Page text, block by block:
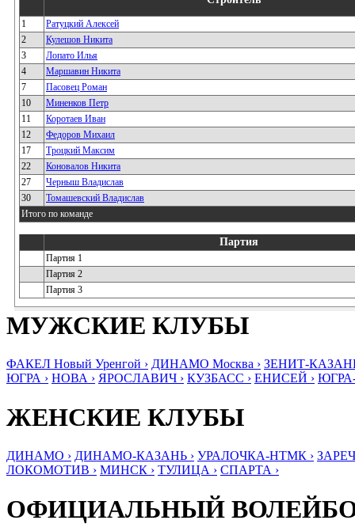
1
Ратуцкий Алексей
2
Кулешов Никита
3
Лопато Илья
4
Маршавин Никита
7
Пасовец Роман
10
Миненков Петр
11
Коротаев Иван
12
Федоров Михаил
17
Троцкий Максим
22
Коновалов Никита
27
Черныш Владислав
30
Томашевский Владислав
Итого по команде
Партия
Партия 1
Партия 2
Партия 3
МУЖСКИЕ КЛУБЫ
ФАКЕЛ Новый Уренгой › ДИНАМО Москва › ЗЕНИТ-
ЮГРА › НОВА › ЯРОСЛАВИЧ › КУЗБАСС › ЕНИСЕЙ ›
ЖЕНСКИЕ КЛУБЫ
ДИНАМО › ДИНАМО-КАЗАНЬ › УРАЛОЧКА-НТМК ›
ЛОКОМОТИВ › МИНСК › ТУЛИЦА › СПАРТА ›
ОФИЦИАЛЬНЫЙ